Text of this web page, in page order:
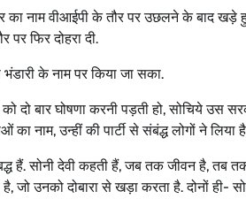
नाम वीआईपी के तौर पर उछलने के बाद खड़े
फिर दोहरा दी.
के नाम पर किया जा सका.
बार घोषणा करनी पड़ती हो, सोचिये उस
नाम, उन्हीं की पार्टी से संबंद्ध लोगों ने लिया
हैं. सोनी देवी कहती हैं, जब तक जीवन है,
उनको दोबारा से खड़ा करता है. दोनों ही-